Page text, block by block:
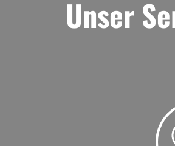
Unser